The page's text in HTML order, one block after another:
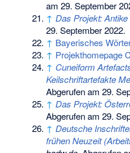
am 29. September
↑ Das Projekt:
29. September 2022.
↑ Bayerisches
↑ Projekthomepage
↑ Cuneiform
Keilschriftartefakte
Abgerufen am 29.
↑ Das Projekt:
Abgerufen am 29.
↑ Deutsche
frühen Neuzeit